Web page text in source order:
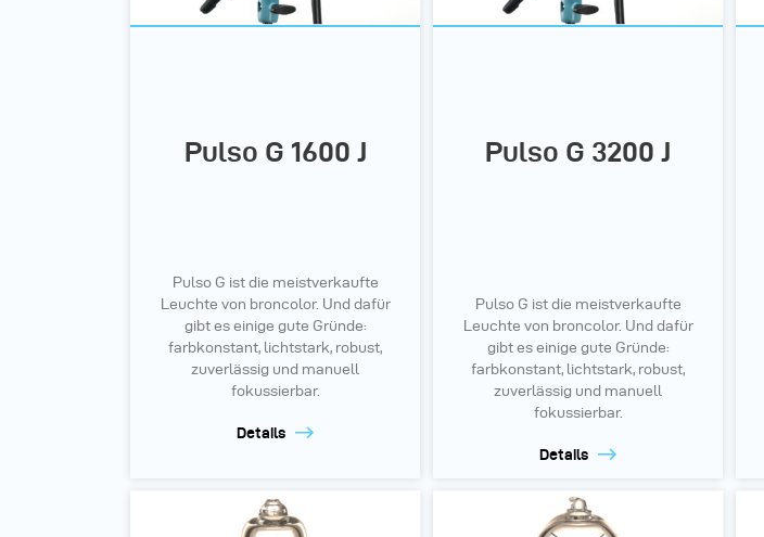
Pulso G 1600 J
Pulso G ist die meistverkaufte
Leuchte von broncolor. Und dafür
gibt es einige gute Gründe:
farbkonstant, lichtstark, robust,
zuverlässig und manuell
fokussierbar.
Details
Pulso G 3200 J
Pulso G ist die meistverkaufte
Leuchte von broncolor. Und dafür
gibt es einige gute Gründe:
farbkonstant, lichtstark, robust,
zuverlässig und manuell
fokussierbar.
Details